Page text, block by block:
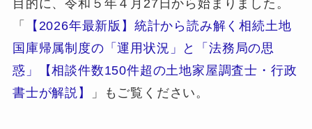
目的に、令和５年４月27日から始まりました。
「
【2026年最新版】統計から読み解く相続土地
国庫帰属制度の「運用状況」と「法務局の思
惑」【相談件数150件超の土地家屋調査士・行政
書士が解説】
」もご覧ください。